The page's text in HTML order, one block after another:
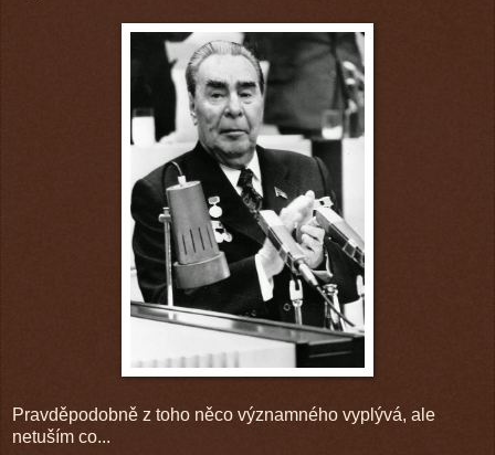
Pravděpodobně z toho něco významného vyplývá, ale
netuším co...